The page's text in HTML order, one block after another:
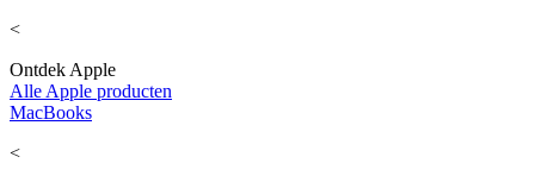
<
Ontdek Apple
Alle Apple producten
MacBooks
<